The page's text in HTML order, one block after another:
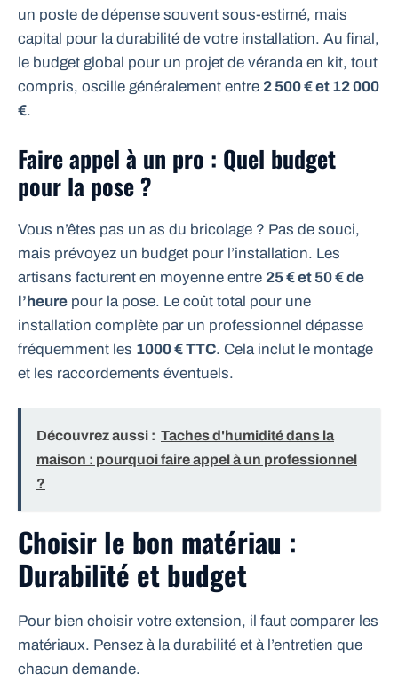
un poste de dépense souvent sous-estimé, mais
capital pour la durabilité de votre installation. Au final,
le budget global pour un projet de véranda en kit, tout
compris, oscille généralement entre 2 500 € et 12 000
€.
Faire appel à un pro : Quel budget
pour la pose ?
Vous n’êtes pas un as du bricolage ? Pas de souci,
mais prévoyez un budget pour l’installation. Les
artisans facturent en moyenne entre 25 € et 50 € de
l’heure pour la pose. Le coût total pour une
installation complète par un professionnel dépasse
fréquemment les 1000 € TTC. Cela inclut le montage
et les raccordements éventuels.
Découvrez aussi : Taches d'humidité dans la
maison : pourquoi faire appel à un professionnel
?
Choisir le bon matériau :
Durabilité et budget
Pour bien choisir votre extension, il faut comparer les
matériaux. Pensez à la durabilité et à l’entretien que
chacun demande.